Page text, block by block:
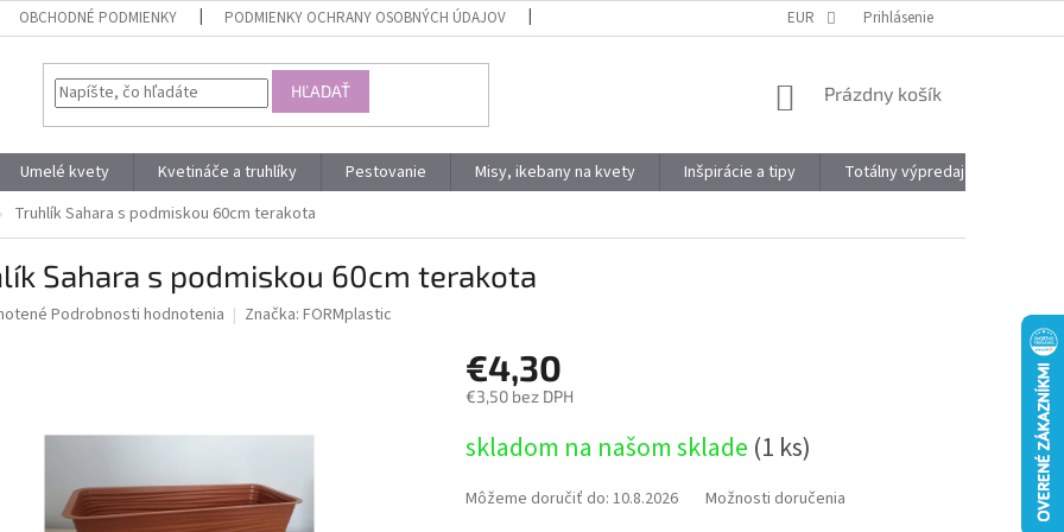
OBCHODNÉ PODMIENKY PODMIENKY OCHRANY OSOBNÝCH ÚDAJOV OBJEMOVÉ ZĽAVY VÝHODY REGISTRÁCIE
EUR Prihlásenie
HĽADAŤ
NÁKUPNÝ
Prázdny košík
Umelé kvety Kvetináče a truhlíky Pestovanie Misy, ikebany na kvety Inšpirácie a tipy Totálny výpredaj
Truhlík Sahara s podmiskou 60cm terakota
Sahara s podmiskou 60cm terakota
Podrobnosti hodnotenia Značka: FORMplastic
€4,30
€3,50 bez DPH
cena:
skladom na našom sklade (1 ks)
Môžeme doručiť do: 10.8.2026 Možnosti doručenia